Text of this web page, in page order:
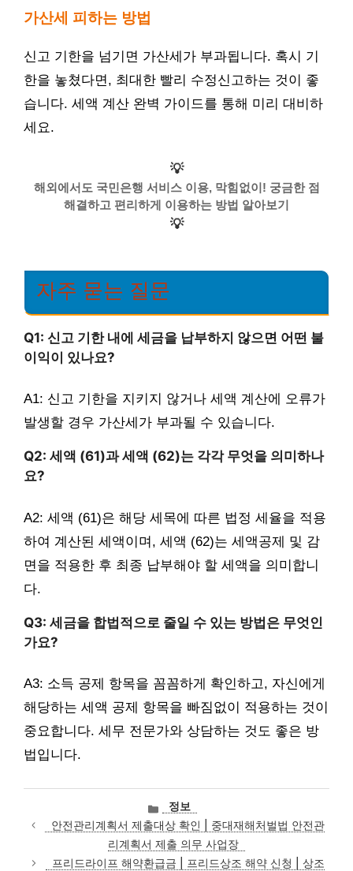
가산세 피하는 방법
신고 기한을 넘기면 가산세가 부과됩니다. 혹시 기
한을 놓쳤다면, 최대한 빨리 수정신고하는 것이 좋
습니다. 세액 계산 완벽 가이드를 통해 미리 대비하
세요.
💡
해외에서도 국민은행 서비스 이용, 막힘없이! 궁금한 점
해결하고 편리하게 이용하는 방법 알아보기
💡
자주 묻는 질문
Q1: 신고 기한 내에 세금을 납부하지 않으면 어떤 불
이익이 있나요?
A1: 신고 기한을 지키지 않거나 세액 계산에 오류가
발생할 경우 가산세가 부과될 수 있습니다.
Q2: 세액 (61)과 세액 (62)는 각각 무엇을 의미하나
요?
A2: 세액 (61)은 해당 세목에 따른 법정 세율을 적용
하여 계산된 세액이며, 세액 (62)는 세액공제 및 감
면을 적용한 후 최종 납부해야 할 세액을 의미합니
다.
Q3: 세금을 합법적으로 줄일 수 있는 방법은 무엇인
가요?
A3: 소득 공제 항목을 꼼꼼하게 확인하고, 자신에게
해당하는 세액 공제 항목을 빠짐없이 적용하는 것이
중요합니다. 세무 전문가와 상담하는 것도 좋은 방
법입니다.
카
테
고
리
정보
안전관리계획서 제출대상 확인 | 중대재해처벌법 안전관
리계획서 제출 의무 사업장
프리드라이프 해약환급금 | 프리드상조 해약 신청 | 상조